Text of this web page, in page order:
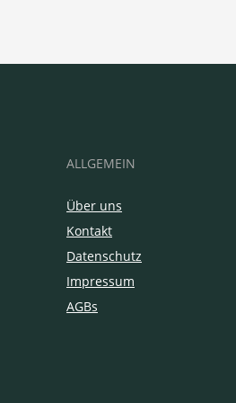
ALLGEMEIN
Über uns
Kontakt
Datenschutz
Impressum
AGBs